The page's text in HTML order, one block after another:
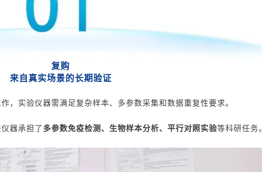
复购
来自真实场景的长期验证
，实验仪器需满足复杂样本、多参数采集和数据重复性要求。
器承担了多参数免疫检测、生物样本分析、平行对照实验等科研任务。